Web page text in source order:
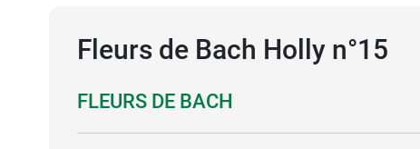
Fleurs de Bach Holly n°15
FLEURS DE BACH